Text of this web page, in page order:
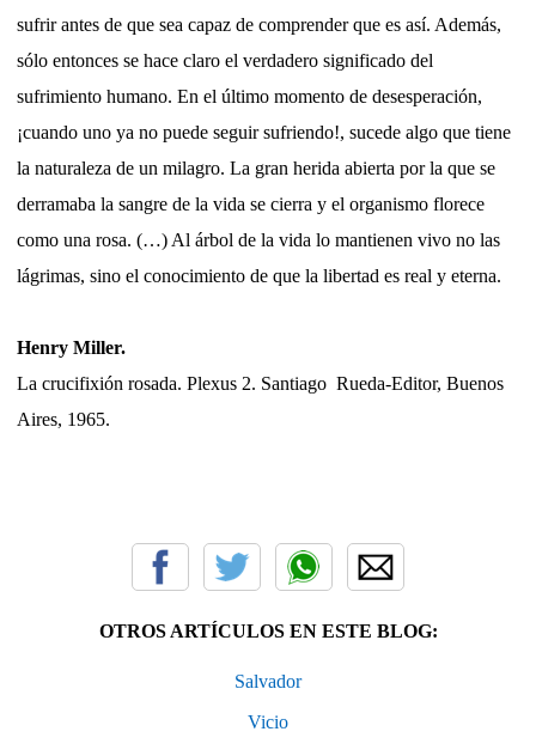
sufrir antes de que sea capaz de comprender que es así. Además,
sólo entonces se hace claro el verdadero significado del
sufrimiento humano. En el último momento de desesperación,
¡cuando uno ya no puede seguir sufriendo!, sucede algo que tiene
la naturaleza de un milagro. La gran herida abierta por la que se
derramaba la sangre de la vida se cierra y el organismo florece
como una rosa. (…) Al árbol de la vida lo mantienen vivo no las
lágrimas, sino el conocimiento de que la libertad es real y eterna.
Henry Miller.
La crucifixión rosada. Plexus 2. Santiago Rueda-Editor, Buenos
Aires, 1965.
OTROS ARTÍCULOS EN ESTE BLOG:
Salvador
Vicio